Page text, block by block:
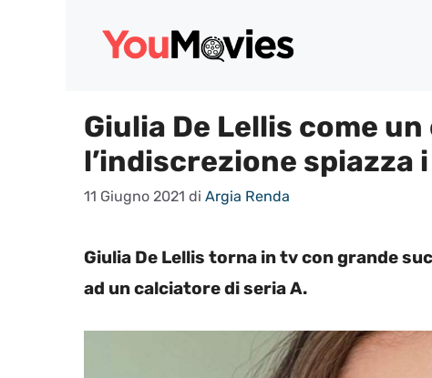
Giulia De Lellis come
l’indiscrezione spiazza
11 Giugno 2021 di Argia Renda
Giulia De Lellis torna in tv con grande
ad un calciatore di seria A.